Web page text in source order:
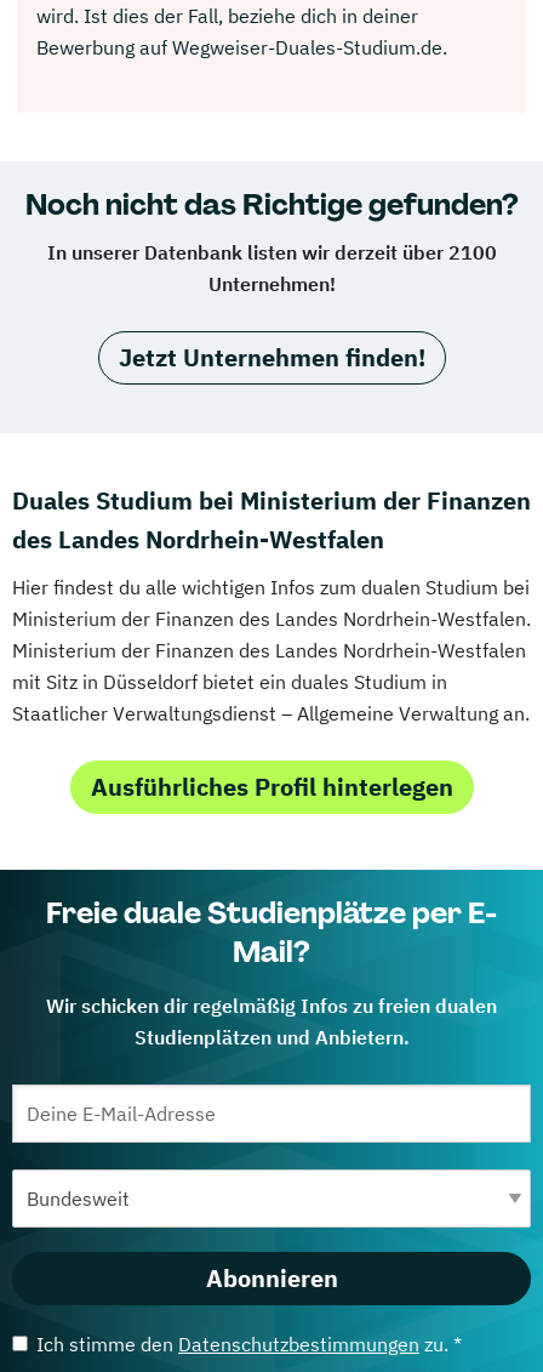
wird. Ist dies der Fall, beziehe dich in deiner
Bewerbung auf Wegweiser-Duales-Studium.de.
Noch nicht das Richtige gefunden?
In unserer Datenbank listen wir derzeit über 2100
Unternehmen!
Jetzt Unternehmen finden!
Duales Studium bei Ministerium der Finanzen
des Landes Nordrhein-Westfalen
Hier findest du alle wichtigen Infos zum dualen Studium bei
Ministerium der Finanzen des Landes Nordrhein-Westfalen.
Ministerium der Finanzen des Landes Nordrhein-Westfalen
mit Sitz in Düsseldorf bietet ein duales Studium in
Staatlicher Verwaltungsdienst – Allgemeine Verwaltung an.
Ausführliches Profil hinterlegen
Freie duale Studienplätze per E-
Mail?
Wir schicken dir regelmäßig Infos zu freien dualen
Studienplätzen und Anbietern.
Abonnieren
Ich stimme den Datenschutzbestimmungen zu. *